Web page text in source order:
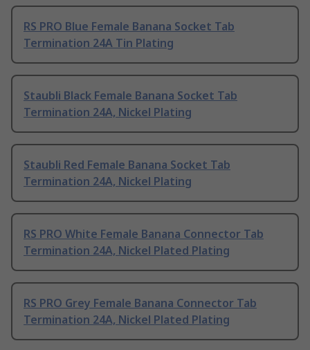
RS PRO Blue Female Banana Socket Tab
Termination 24A Tin Plating
Staubli Black Female Banana Socket Tab
Termination 24A, Nickel Plating
Staubli Red Female Banana Socket Tab
Termination 24A, Nickel Plating
RS PRO White Female Banana Connector Tab
Termination 24A, Nickel Plated Plating
RS PRO Grey Female Banana Connector Tab
Termination 24A, Nickel Plated Plating